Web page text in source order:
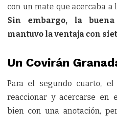
con un mate que acercaba a
Sin embargo, la
mantuvo la ventaja con
Un Covirán
Para el segundo cuarto,
reaccionar y acercarse en
bien con una anotación,